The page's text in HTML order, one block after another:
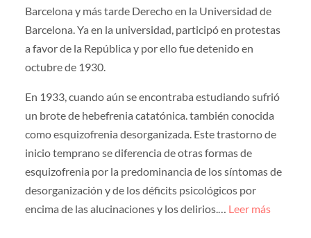
Barcelona y más tarde Derecho en la Universidad de
Barcelona. Ya en la universidad, participó en protestas
a favor de la República y por ello fue detenido en
octubre de 1930.
En 1933, cuando aún se encontraba estudiando sufrió
un brote de hebefrenia catatónica. también conocida
como esquizofrenia desorganizada. Este trastorno de
inicio temprano se diferencia de otras formas de
esquizofrenia por la predominancia de los síntomas de
desorganización y de los déficits psicológicos por
encima de las alucinaciones y los delirios.… Leer más